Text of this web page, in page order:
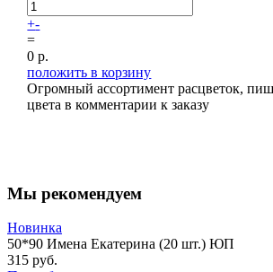
+-
=
0 р.
положить в корзину
Огромный ассортимент расцветок,
цвета в комментарии к заказу
Мы рекомендуем
Новинка
50*90 Имена Екатерина (20 шт.) ЮП
315 руб.